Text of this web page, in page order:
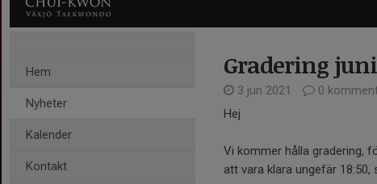
Hem
Nyheter
Kalender
Kontakt
Gradering
3 jun 2021
0
Hej
Vi kommer hålla gradering,
att vara klara ungefär 18:50,